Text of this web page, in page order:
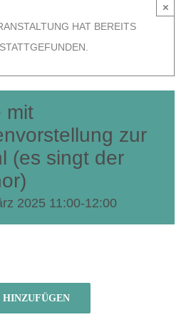
HAT BEREITS
STATTGEFUNDEN.
×
mit
zur
(es singt der
2025 11:00-12:00